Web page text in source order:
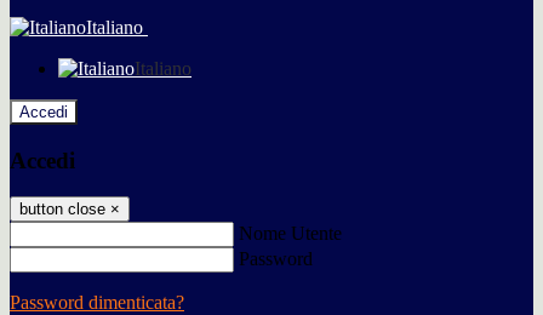
Italiano
Italiano
Accedi
Accedi
button close ×
Nome Utente
Password
Password dimenticata?